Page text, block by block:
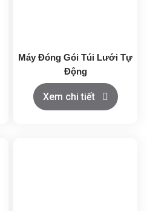
Máy Đóng Gói Túi Lưới Tự
Động
Xem chi tiết